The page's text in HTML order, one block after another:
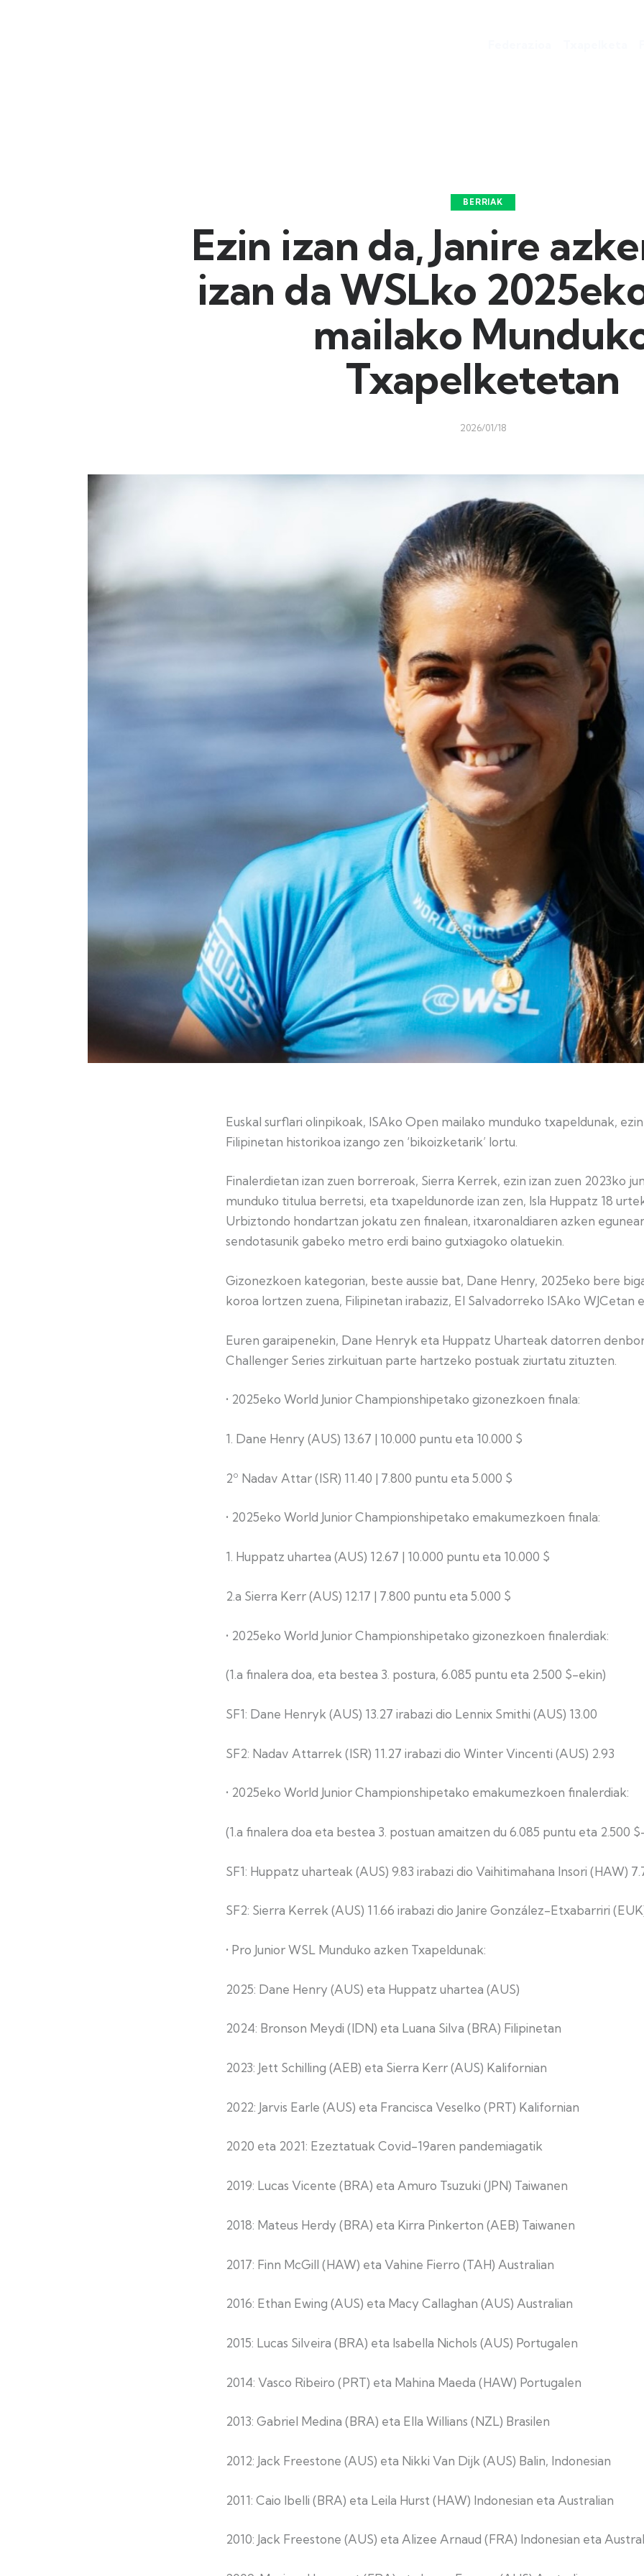
BERRIAK
Ezin izan da, Janire
izan da WSLko
mailako
Txapelketetan
2026/01/18
Euskal surflari olinpikoak, ISAko Open mailako munduko txapeldunak,
Filipinetan historikoa izango zen ‘bikoizketarik’ lortu.
Finalerdietan izan zuen borreroak, Sierra Kerrek, ezin izan zuen 2023ko
munduko titulua berretsi, eta txapeldunorde izan zen, Isla Huppatz 18
Urbiztondo hondartzan jokatu zen finalean, itxaronaldiaren azken
sendotasunik gabeko metro erdi baino gutxiagoko olatuekin.
Gizonezkoen kategorian, beste aussie bat, Dane Henry, 2025eko bere
koroa lortzen zuena, Filipinetan irabaziz, El Salvadorreko ISAko WJCetan
Euren garaipenekin, Dane Henryk eta Huppatz Uharteak datorren
Challenger Series zirkuituan parte hartzeko postuak ziurtatu zituzten.
• 2025eko World Junior Championshipetako gizonezkoen finala:
1. Dane Henry (AUS) 13.67 | 10.000 puntu eta 10.000 $
2º Nadav Attar (ISR) 11.40 | 7.800 puntu eta 5.000 $
• 2025eko World Junior Championshipetako emakumezkoen finala:
1. Huppatz uhartea (AUS) 12.67 | 10.000 puntu eta 10.000 $
2.a Sierra Kerr (AUS) 12.17 | 7.800 puntu eta 5.000 $
• 2025eko World Junior Championshipetako gizonezkoen finalerdiak:
(1.a finalera doa, eta bestea 3. postura, 6.085 puntu eta 2.500 $-ekin)
SF1: Dane Henryk (AUS) 13.27 irabazi dio Lennix Smithi (AUS) 13.00
SF2: Nadav Attarrek (ISR) 11.27 irabazi dio Winter Vincenti (AUS) 2.93
• 2025eko World Junior Championshipetako emakumezkoen finalerdiak:
(1.a finalera doa eta bestea 3. postuan amaitzen du 6.085 puntu eta 2.500
SF1: Huppatz uharteak (AUS) 9.83 irabazi dio Vaihitimahana Insori (HAW)
SF2: Sierra Kerrek (AUS) 11.66 irabazi dio Janire González-Etxabarriri
• Pro Junior WSL Munduko azken Txapeldunak:
2025: Dane Henry (AUS) eta Huppatz uhartea (AUS)
2024: Bronson Meydi (IDN) eta Luana Silva (BRA) Filipinetan
2023: Jett Schilling (AEB) eta Sierra Kerr (AUS) Kalifornian
2022: Jarvis Earle (AUS) eta Francisca Veselko (PRT) Kalifornian
2020 eta 2021: Ezeztatuak Covid-19aren pandemiagatik
2019: Lucas Vicente (BRA) eta Amuro Tsuzuki (JPN) Taiwanen
2018: Mateus Herdy (BRA) eta Kirra Pinkerton (AEB) Taiwanen
2017: Finn McGill (HAW) eta Vahine Fierro (TAH) Australian
2016: Ethan Ewing (AUS) eta Macy Callaghan (AUS) Australian
2015: Lucas Silveira (BRA) eta Isabella Nichols (AUS) Portugalen
2014: Vasco Ribeiro (PRT) eta Mahina Maeda (HAW) Portugalen
2013: Gabriel Medina (BRA) eta Ella Willians (NZL) Brasilen
2012: Jack Freestone (AUS) eta Nikki Van Dijk (AUS) Balin, Indonesian
2011: Caio Ibelli (BRA) eta Leila Hurst (HAW) Indonesian eta Australian
2010: Jack Freestone (AUS) eta Alizee Arnaud (FRA) Indonesian eta